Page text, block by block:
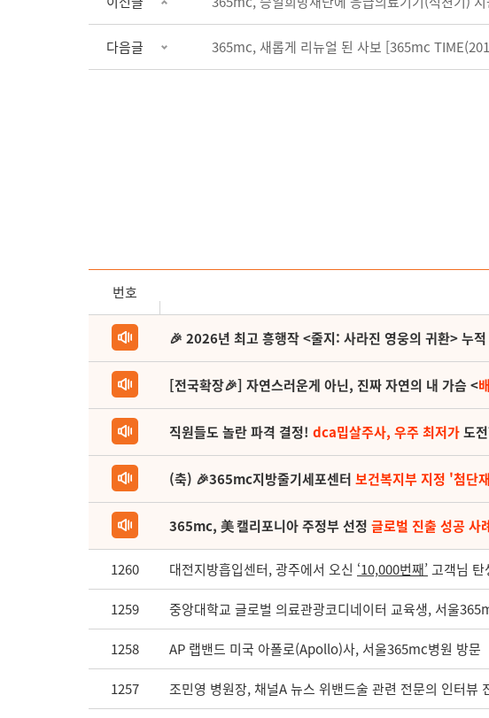
다음글 365mc, 새롭게 리뉴얼 된 사보 [365mc
번호
🎉 2026년 최고 흥행작 <줄지: 사라진 영웅의 귀환> 누
[전국확장🎉] 자연스러운게 아닌, 진짜 자연의 내 가슴 <
직원들도 놀란 파격 결정! dca밉살주사, 우주 최저가도
(축) 🎉365mc지방줄기세포센터 보건복지부 지정 '첨단
365mc, 美 캘리포니아 주정부 선정 글로벌 진출 성공 사
1260 대전지방흡입센터, 광주에서 오신 ‘10,000번째’고객님 탄
1259 중앙대학교 글로벌 의료관광코디네이터 교육생, 서울
1258 AP 랩밴드 미국 아폴로(Apollo)사, 서울365mc병원 방문
1257 조민영 병원장, 채널A 뉴스 위밴드술 관련 전문의 인터뷰